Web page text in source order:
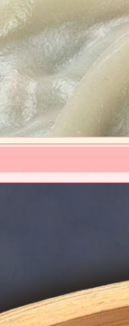
食感と味を出し、小